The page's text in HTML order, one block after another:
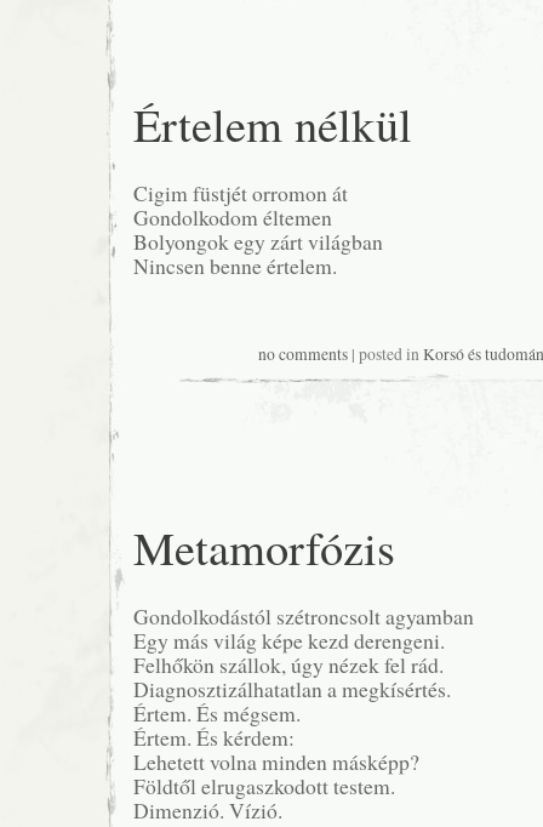
Értelem nélkül
Cigim füstjét orromon át
Gondolkodom éltemen
Bolyongok egy zárt világban
Nincsen benne értelem.
no comments | posted inKorsó és
Metamorfózis
Gondolkodástól szétroncsolt agyamban
Egy más világ képe kezd derengeni.
Felhőkön szállok, úgy nézek fel rád.
Diagnosztizálhatatlan a megkísértés.
Értem. És mégsem.
Értem. És kérdem:
Lehetett volna minden másképp?
Földtől elrugaszkodott testem.
Dimenzió. Vízió.